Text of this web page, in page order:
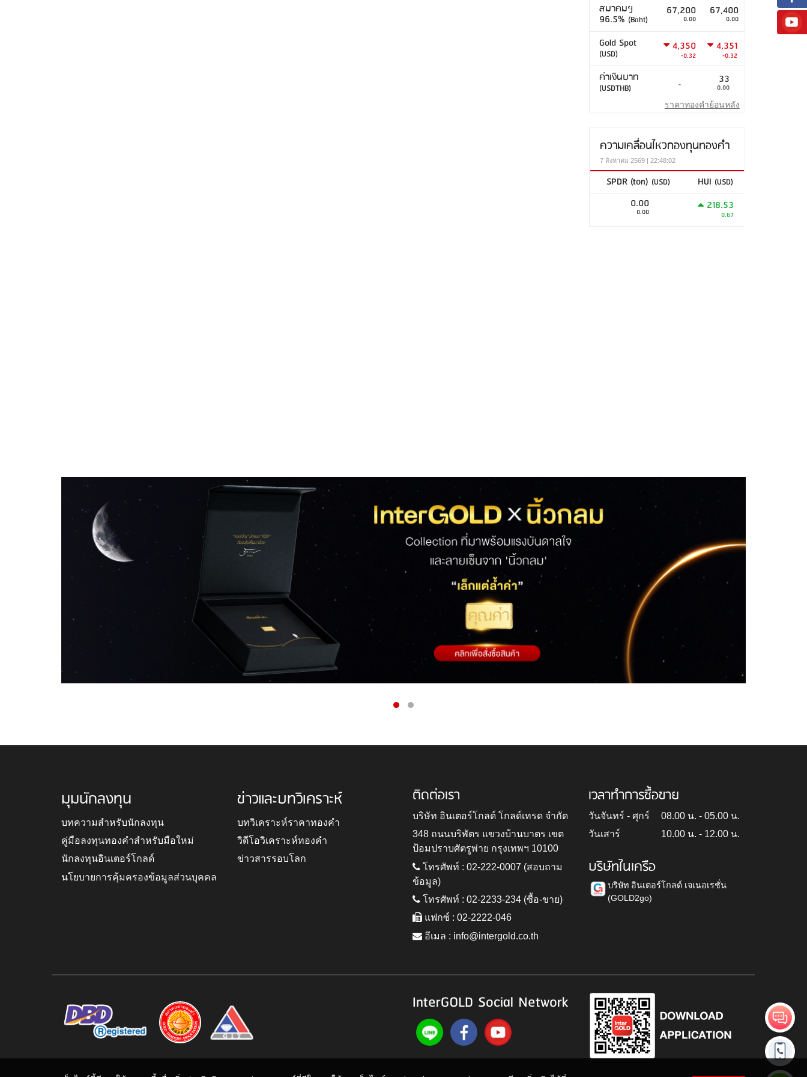
สมาคมฯ
96.5% (Baht)
67,200
0.00
67,400
0.00
Gold Spot
(USD)
4,350
-0.32
4,351
-0.32
ค่าเงินบาท
(USDTHB) - 33
0.00
ราคาทองคำย้อนหลัง
ความเคลื่อนไหวกองทุนทองคำ
7 สิงหาคม 2569 | 22:48:02
SPDR (ton) (USD) HUI (USD)
0.00
0.00 218.53
0.67
มุมนักลงทุน
บทความสำหรับนักลงทุน
คู่มือลงทุนทองคำสำหรับมือใหม่
นักลงทุนอินเตอร์โกลด์
นโยบายการคุ้มครองข้อมูลส่วนบุคคล
ข่าวและบทวิเคราะห์
บทวิเคราะห์ราคาทองคำ
วิดีโอวิเคราะห์ทองคำ
ข่าวสารรอบโลก
ติดต่อเรา
บริษัท อินเตอร์โกลด์ โกลด์เทรด จำกัด
348 ถนนบริพัตร แขวงบ้านบาตร เขต
ป้อมปราบศัตรูพ่าย กรุงเทพฯ 10100
โทรศัพท์ : 02-222-0007 (สอบถาม
ข้อมูล)
โทรศัพท์ : 02-2233-234 (ซื้อ-ขาย)
แฟกซ์ : 02-2222-046
อีเมล : info@intergold.co.th
เวลาทำการซื้อขาย
วันจันทร์ - ศุกร์
08.00 น. - 05.00 น.
วันเสาร์
10.00 น. - 12.00 น.
บริษัทในเครือ
บริษัท อินเตอร์โกลด์ เจเนอเรชั่น
(GOLD2go)
InterGOLD Social Network